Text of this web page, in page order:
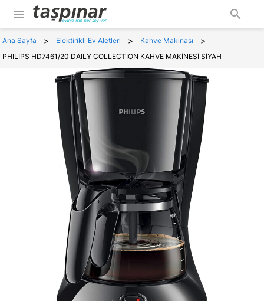
menu search
Ana Sayfa > Elektirikli Ev Aletleri > Kahve Makinası >
PHILIPS HD7461/20 DAILY COLLECTION KAHVE MAKİNESİ SİYAH